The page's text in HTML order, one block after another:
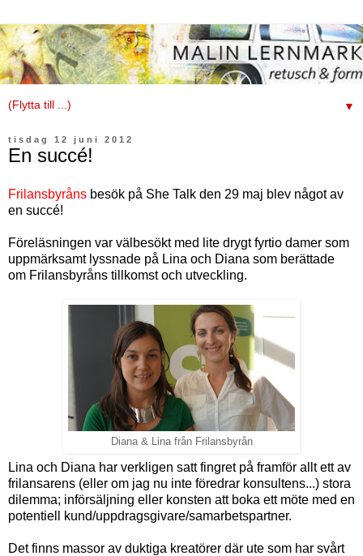
▼
tisdag 12 juni 2012
En succé!
Frilansbyråns besök på She Talk den 29 maj blev något av
en succé!
Föreläsningen var välbesökt med lite drygt fyrtio damer som
uppmärksamt lyssnade på Lina och Diana som berättade
om Frilansbyråns tillkomst och utveckling.
Diana & Lina från Frilansbyrån
Lina och Diana har verkligen satt fingret på framför allt ett av
frilansarens (eller om jag nu inte föredrar konsultens...) stora
dilemma; införsäljning eller konsten att boka ett möte med en
potentiell kund/uppdragsgivare/samarbetspartner.
Det finns massor av duktiga kreatörer där ute som har svårt